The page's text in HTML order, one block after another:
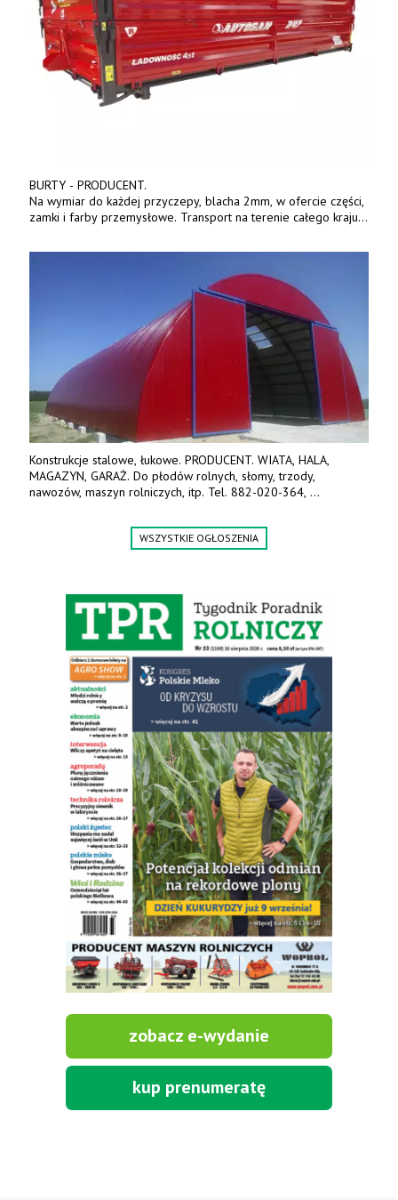
BURTY - PRODUCENT.
Na wymiar do każdej przyczepy, blacha 2mm, w ofercie części,
zamki i farby przemysłowe. Transport na terenie całego kraju.
Konstrukcje stalowe, łukowe. PRODUCENT. WIATA, HALA,
MAGAZYN, GARAŻ. Do płodów rolnych, słomy, trzody,
nawozów, maszyn rolniczych, itp. Tel. 882-020-364,
WSZYSTKIE OGŁOSZENIA
zobacz e-wydanie
kup prenumeratę